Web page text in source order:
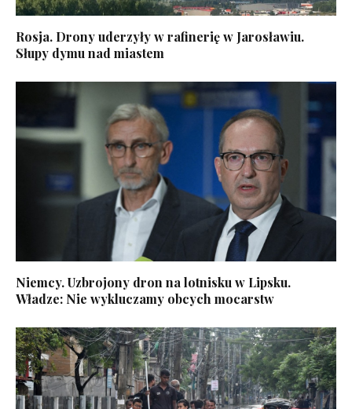
Rosja. Drony uderzyły w rafinerię w Jarosławiu.
Słupy dymu nad miastem
Niemcy. Uzbrojony dron na lotnisku w Lipsku.
Władze: Nie wykluczamy obcych mocarstw